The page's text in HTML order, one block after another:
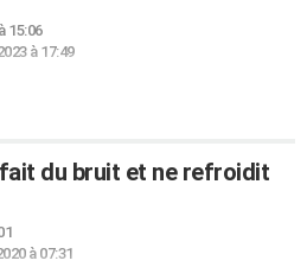
15:06
à 17:49
du bruit et ne refroidit
à 07:31